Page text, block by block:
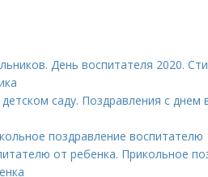
День воспитателя 2020.
саду. Поздравления с днем
поздравление воспитателю
от ребенка. Прикольное